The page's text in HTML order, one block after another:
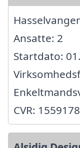
Ansatte: 2
Startdato:
CVR: